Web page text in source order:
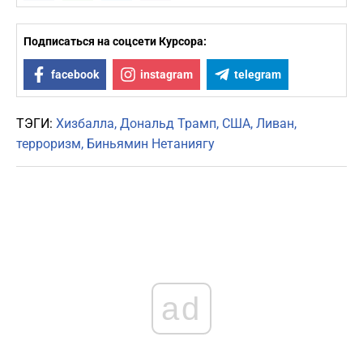
Подписаться на соцсети Курсора:
facebook instagram telegram
ТЭГИ: Хизбалла Дональд Трамп США Ливан
терроризм Биньямин Нетаниягу
ad